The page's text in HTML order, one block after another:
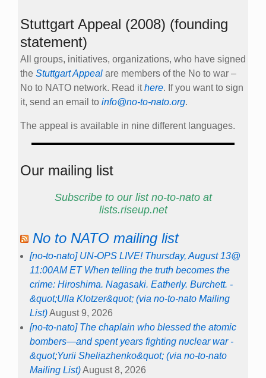
Stuttgart Appeal (2008) (founding
statement)
All groups, initiatives, organizations, who have signed
the Stuttgart Appeal are members of the No to war –
No to NATO network. Read ithere. If you want to sign
it, send an email to info@no-to-nato.org.
The appeal is available in nine different languages.
Our mailing list
Subscribe to our list no-to-nato at
lists.riseup.net
No to NATO mailing list
[no-to-nato] UN-OPS LIVE! Thursday, August 13@
11:00AM ET When telling the truth becomes the
crime: Hiroshima. Nagasaki. Eatherly. Burchett. -
&quot;Ulla Klotzer&quot; (via no-to-nato Mailing
List)August 9, 2026
[no-to-nato] The chaplain who blessed the atomic
bombers—and spent years fighting nuclear war -
&quot;Yurii Sheliazhenko&quot; (via no-to-nato
Mailing List)August 8, 2026